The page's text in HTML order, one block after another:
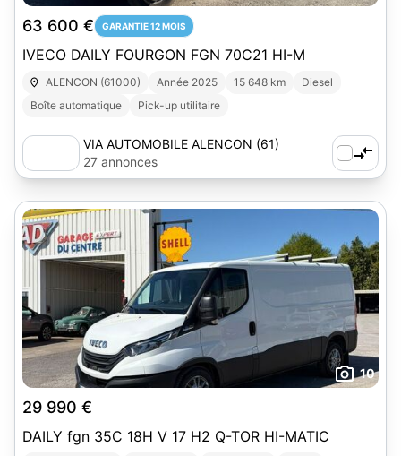
63 600 € GARANTIE 12 MOIS
IVECO DAILY FOURGON FGN 70C21 HI-M
ALENCON (61000) Année 2025 15 648 km
Diesel
Boîte automatique
Pick-up utilitaire
VIA AUTOMOBILE ALENCON (61)
27 annonces
10
29 990 €
DAILY fgn 35C 18H V 17 H2 Q-TOR HI-MATIC